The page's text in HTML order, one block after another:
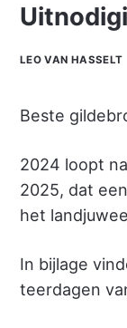
LEO VAN HASSELT
Beste
2024 loopt
2025, dat
het
In bijlage
teerdagen